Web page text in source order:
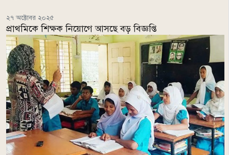
২৭ অক্টোবর ২০২৫
প্রাথমিকে শিক্ষক নিয়োগে আসছে বড় বিজ্ঞপ্তি